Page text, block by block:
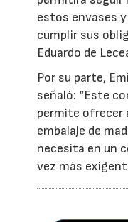
estos envases
cumplir sus
Eduardo de
Por su parte,
señaló: “Este
permite ofrecer
embalaje de
necesita en un
vez más